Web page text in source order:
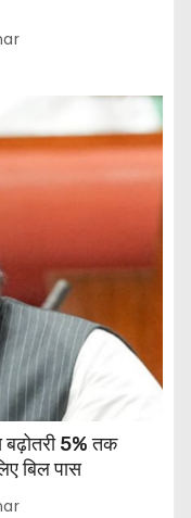
बढ़ोतरी 5% तक
बिल पास